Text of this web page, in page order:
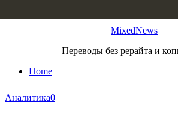
MixedNews
Переводы без рерайта и
Home
Аналитика0